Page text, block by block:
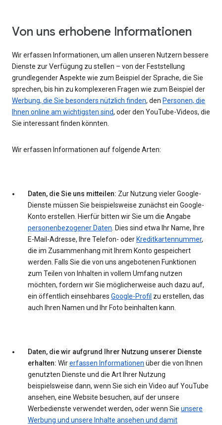
Von uns erhobene Informationen
Wir erfassen Informationen, um allen unseren Nutzern bessere
Dienste zur Verfügung zu stellen – von der Feststellung
grundlegender Aspekte wie zum Beispiel der Sprache, die Sie
sprechen, bis hin zu komplexeren Fragen wie zum Beispiel der
Werbung, die Sie besonders nützlich finden, den Personen, die
Ihnen online am wichtigsten sind, oder den YouTube-Videos, die
Sie interessant finden könnten.
Wir erfassen Informationen auf folgende Arten:
Daten, die Sie uns mitteilen: Zur Nutzung vieler Google-
Dienste müssen Sie beispielsweise zunächst ein Google-
Konto erstellen. Hierfür bitten wir Sie um die Angabe
personenbezogener Daten. Dies sind etwa Ihr Name, Ihre
E-Mail-Adresse, Ihre Telefon- oder Kreditkartennummer,
die im Zusammenhang mit Ihrem Konto gespeichert
werden. Falls Sie die von uns angebotenen Funktionen
zum Teilen von Inhalten in vollem Umfang nutzen
möchten, fordern wir Sie möglicherweise auch dazu auf,
ein öffentlich einsehbares Google-Profil zu erstellen, das
auch Ihren Namen und Ihr Foto beinhalten kann.
Daten, die wir aufgrund Ihrer Nutzung unserer Dienste
erhalten: Wirerfassen Informationen über die von Ihnen
genutzten Dienste und die Art Ihrer Nutzung
beispielsweise dann, wenn Sie sich ein Video auf YouTube
ansehen, eine Website besuchen, auf der unsere
Werbedienste verwendet werden, oder wenn Sie unsere
Werbung und unsere Inhalte ansehen und damit